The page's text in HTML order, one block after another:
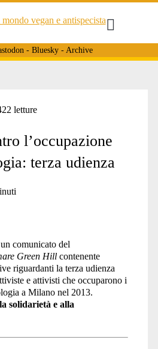
- Bluesky- Archive
letture
l’occupazione
terza udienza
comunicato del
Green Hillcontenente
riguardanti la terza udienza
e attivisti che occuparono i
a Milano nel 2013.
solidarietà e alla